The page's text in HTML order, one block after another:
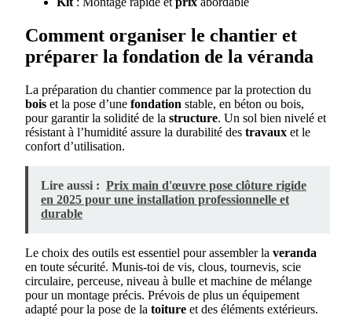
Comment organiser le chantier et
préparer la fondation de la véranda
La préparation du chantier commence par la protection du
bois et la pose d’une fondation stable, en béton ou bois,
pour garantir la solidité de la structure. Un sol bien nivelé et
résistant à l’humidité assure la durabilité des travaux et le
confort d’utilisation.
Lire aussi : Prix main d'œuvre pose clôture rigide
en 2025 pour une installation professionnelle et
durable
Le choix des outils est essentiel pour assembler la veranda
en toute sécurité. Munis-toi de vis, clous, tournevis, scie
circulaire, perceuse, niveau à bulle et machine de mélange
pour un montage précis. Prévois de plus un équipement
adapté pour la pose de la toiture et des éléments extérieurs.